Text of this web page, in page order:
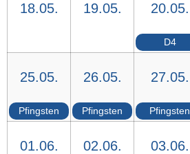
18.05. 19.05. 20.05.
D4
25.05.
Pfingsten
26.05.
Pfingsten
27.05.
Pfingsten
01.06. 02.06. 03.06.